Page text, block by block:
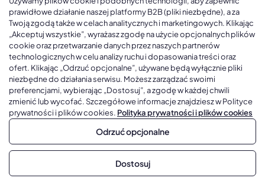
Kalendarze książkowe A5
Kalendarze książkowe A4
Kalendarze książkowe B5
Kalendarze książkowe A6 i B6
Kalendarze książkowe z własną oprawą
Kalendarze trójdzielne
Kalendarze jednodzielne
Kalendarze czterodzielne
Kalendarze Wieloplanszowe
Kalendarze Wielopanszowe, Plakatowe
Copyright © 2026, Gadżetowy.pl, All Rights Reserved, Platforma
prawidłowe działanie naszej platformy B2B (pliki niezbędne), a za
Twoją zgodą także w celach analitycznych i marketingowych. Klikając
„Akceptuj wszystkie”, wyrażasz zgodę na użycie opcjonalnych plików
cookie oraz przetwarzanie danych przez naszych partnerów
technologicznych w celu analizy ruchu i dopasowania treści oraz
ofert. Klikając „Odrzuć opcjonalne”, używane będą wyłącznie pliki
niezbędne do działania serwisu. Możesz zarządzać swoimi
preferencjami, wybierając „Dostosuj”, a zgodę w każdej chwili
zmienić lub wycofać. Szczegółowe informacje znajdziesz w Polityce
prywatności i plików cookies. Polityka prywatności i plików cookies
Odrzuć opcjonalne
Dostosuj